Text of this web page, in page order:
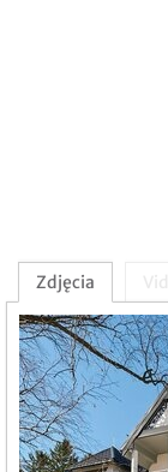
Zdjęcia